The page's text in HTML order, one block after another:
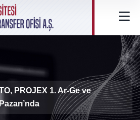
PROJEX 1. Ar-Ge ve